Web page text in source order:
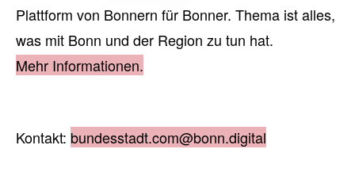
Plattform von Bonnern für Bonner. Thema ist alles,
was mit Bonn und der Region zu tun hat.
Mehr Informationen.
Kontakt: bundesstadt.com@bonn.digital